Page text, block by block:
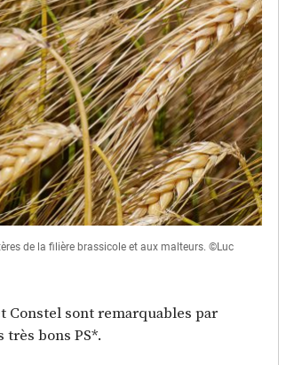
de la filière brassicole et aux malteurs. ©Luc
Constel sont remarquables par
bons PS*.